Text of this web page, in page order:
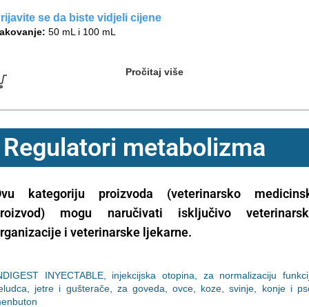
se da biste vidjeli cijene
50 mL i 100 mL
Pročitaj više
Regulatori metabolizma
kategoriju proizvoda (veterinarsko
mogu naručivati isključivo
i veterinarske ljekarne.
INYECTABLE, injekcijska otopina, za normalizaciju
jetre i gušterače, za goveda, ovce, koze, svinje, konje i